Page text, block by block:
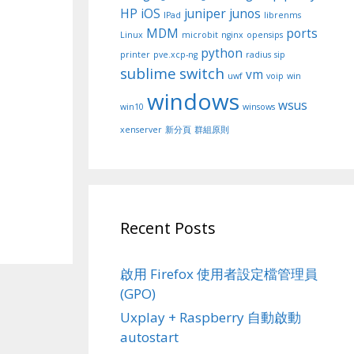
HP iOS IPad juniper junos librenms
Linux MDM microbit nginx opensips ports
printer pve.xcp-ng python radius sip
sublime switch uwf vm voip win
win10 windows winsows wsus
xenserver 新分頁 群組原則
Recent Posts
啟用 Firefox 使用者設定檔管理員
(GPO)
Uxplay + Raspberry 自動啟動
autostart